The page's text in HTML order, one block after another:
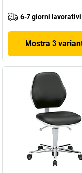
6-7 giorni lavorativi
Mostra 3